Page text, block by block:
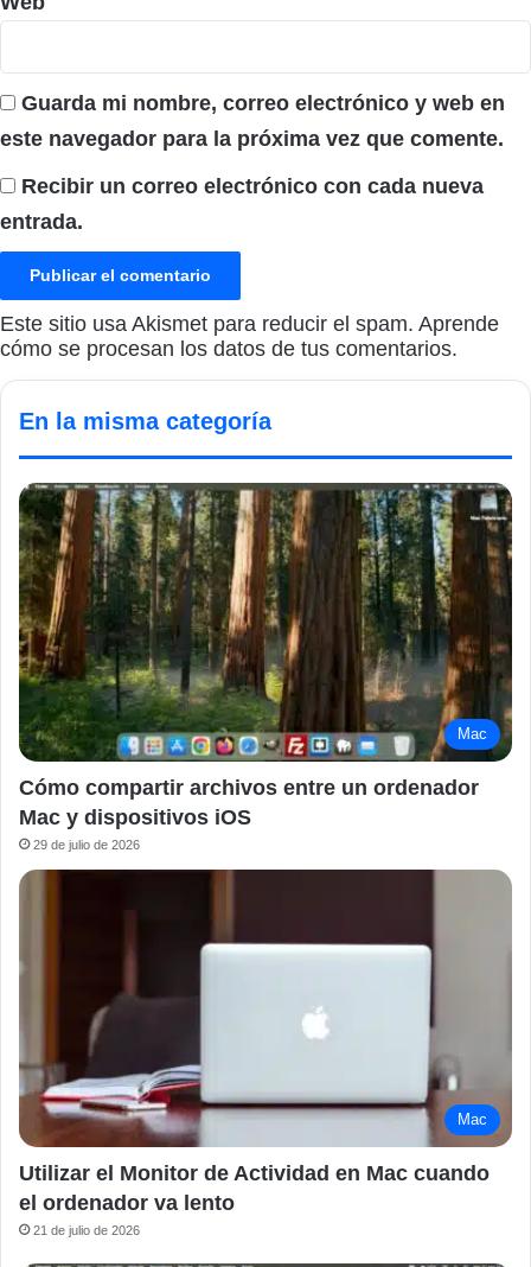
Guarda mi nombre, correo electrónico y web en
este navegador para la próxima vez que comente.
Recibir un correo electrónico con cada nueva
entrada.
Este sitio usa Akismet para reducir el spam. Aprende
cómo se procesan los datos de tus comentarios.
En la misma categoría
Mac
Cómo compartir archivos entre un ordenador
Mac y dispositivos iOS
29 de julio de 2026
Mac
Utilizar el Monitor de Actividad en Mac cuando
el ordenador va lento
21 de julio de 2026